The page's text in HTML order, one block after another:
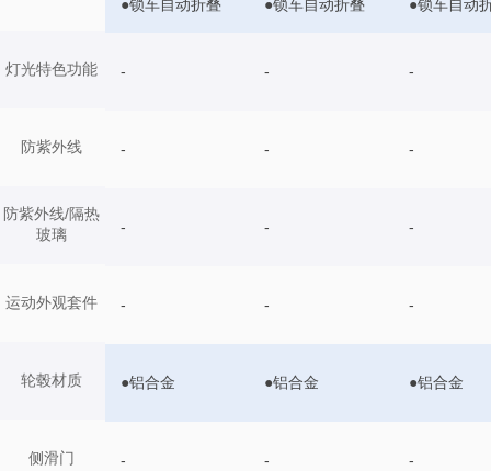
灯光特色功能
防紫外线
防紫外线/隔热
玻璃
运动外观套件
轮毂材质
侧滑门
●锁车自动折叠
●锁车自动折叠
●锁车自动
- - -
- - -
- - -
- - -
●铝合金 ●铝合金 ●铝合金
- - -